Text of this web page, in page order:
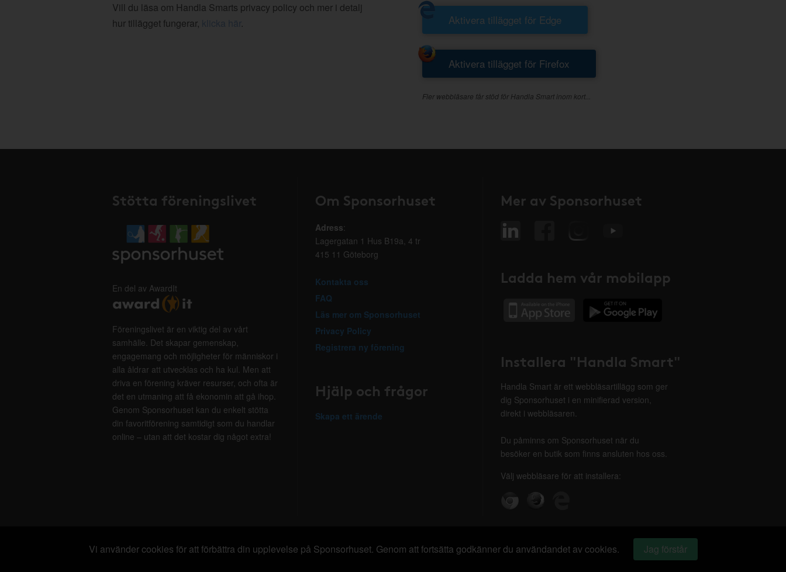
Vill du läsa om Handla Smarts privacy policy och mer i detalj
hur tillägget fungerar,
. Aktivera tillägget för Edge
Aktivera tillägget för Firefox
Fler webbläsare får stöd för Handla Smart inom kort...
Stötta föreningslivet
En del av AwardIt
Föreningslivet är en viktig del av vårt
samhälle. Det skapar gemenskap,
engagemang och möjligheter för människor i
alla åldrar att utvecklas och ha kul. Men att
driva en förening kräver resurser, och ofta är
det en utmaning att få ekonomin att gå ihop.
Genom Sponsorhuset kan du enkelt stötta
din favoritförening samtidigt som du handlar
online – utan att det kostar dig något extra!
Om Sponsorhuset
Adress:
Lagergatan 1 Hus B19a, 4 tr
415 11 Göteborg
Kontakta oss
FAQ
Läs mer om Sponsorhuset
Privacy Policy
Registrera ny förening
Hjälp och frågor
Skapa ett ärende
Mer av Sponsorhuset
Ladda hem vår mobilapp
Installera "Handla Smart"
Handla Smart är ett webbläsartillägg som ger
dig Sponsorhuset i en minifierad version,
direkt i webbläsaren.
Du påminns om Sponsorhuset när du
besöker en butik som finns ansluten hos oss.
Välj webbläsare för att installera:
Vi använder cookies för att förbättra din upplevelse på Sponsorhuset. Genom att fortsätta godkänner du användandet av cookies. Jag förstår